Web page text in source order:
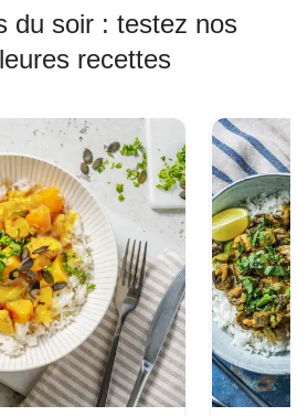
du soir : testez nos
recettes